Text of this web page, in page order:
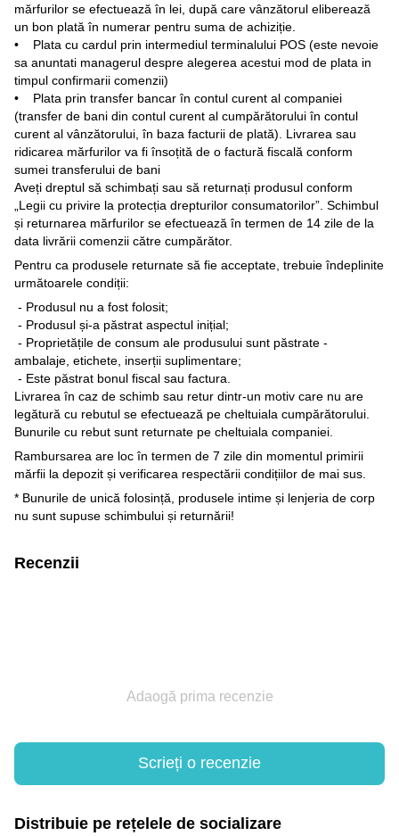
mărfurilor se efectuează în lei, după care vânzătorul eliberează
un bon plată în numerar pentru suma de achiziție.
• Plata cu cardul prin intermediul terminalului POS (este nevoie
sa anuntati managerul despre alegerea acestui mod de plata in
timpul confirmarii comenzii)
• Plata prin transfer bancar în contul curent al companiei
(transfer de bani din contul curent al cumpărătorului în contul
curent al vânzătorului, în baza facturii de plată). Livrarea sau
ridicarea mărfurilor va fi însoțită de o factură fiscală conform
sumei transferului de bani
Aveți dreptul să schimbați sau să returnați produsul conform
„Legii cu privire la protecția drepturilor consumatorilor”. Schimbul
și returnarea mărfurilor se efectuează în termen de 14 zile de la
data livrării comenzii către cumpărător.
Pentru ca produsele returnate să fie acceptate, trebuie îndeplinite
următoarele condiții:
- Produsul nu a fost folosit;
- Produsul și-a păstrat aspectul inițial;
- Proprietățile de consum ale produsului sunt păstrate -
ambalaje, etichete, inserții suplimentare;
- Este păstrat bonul fiscal sau factura.
Livrarea în caz de schimb sau retur dintr-un motiv care nu are
legătură cu rebutul se efectuează pe cheltuiala cumpărătorului.
Bunurile cu rebut sunt returnate pe cheltuiala companiei.
Rambursarea are loc în termen de 7 zile din momentul primirii
mărfii la depozit și verificarea respectării condițiilor de mai sus.
* Bunurile de unică folosință, produsele intime și lenjeria de corp
nu sunt supuse schimbului și returnării!
Recenzii
Adaogă prima recenzie
Scrieți o recenzie
Distribuie pe rețelele de socializare